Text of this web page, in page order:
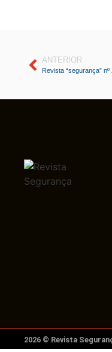
ANTERIOR
Revista “segurança”
2026 © Revista